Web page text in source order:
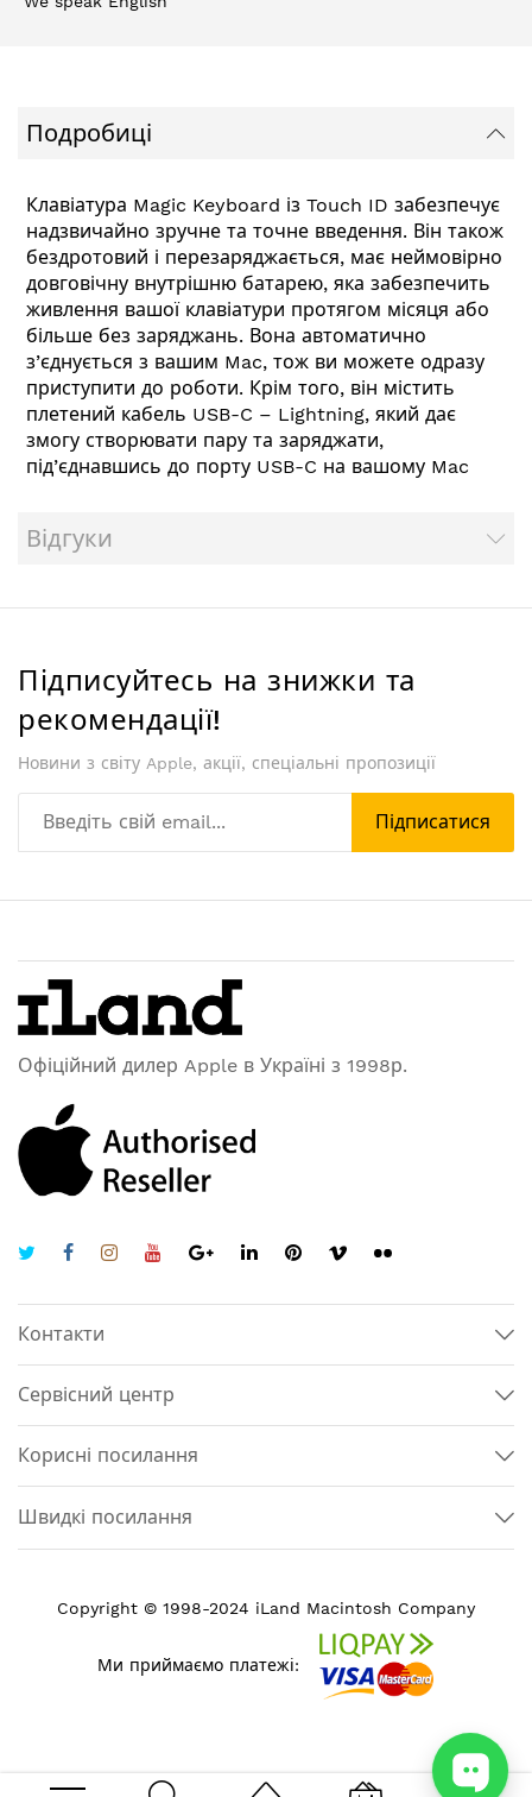
Подробиці
Клавіатура Magic Keyboard із Touch ID забезпечує
надзвичайно зручне та точне введення. Він також
бездротовий і перезаряджається, має неймовірно
довговічну внутрішню батарею, яка забезпечить
живлення вашої клавіатури протягом місяця або
більше без заряджань. Вона автоматично
з’єднується з вашим Mac, тож ви можете одразу
приступити до роботи. Крім того, він містить
плетений кабель USB-C – Lightning, який дає
змогу створювати пару та заряджати,
під’єднавшись до порту USB-C на вашому Mac
Відгуки
Підписуйтесь на знижки та
рекомендації!
Новини з світу Apple, акції, спеціальні пропозиції
Підписатися
Офіційний дилер Apple в Україні з 1998р.
Контакти
Сервісний центр
Корисні посилання
Швидкі посилання
Copyright © 1998-2024 iLand Macintosh Company
Ми приймаємо платежі: